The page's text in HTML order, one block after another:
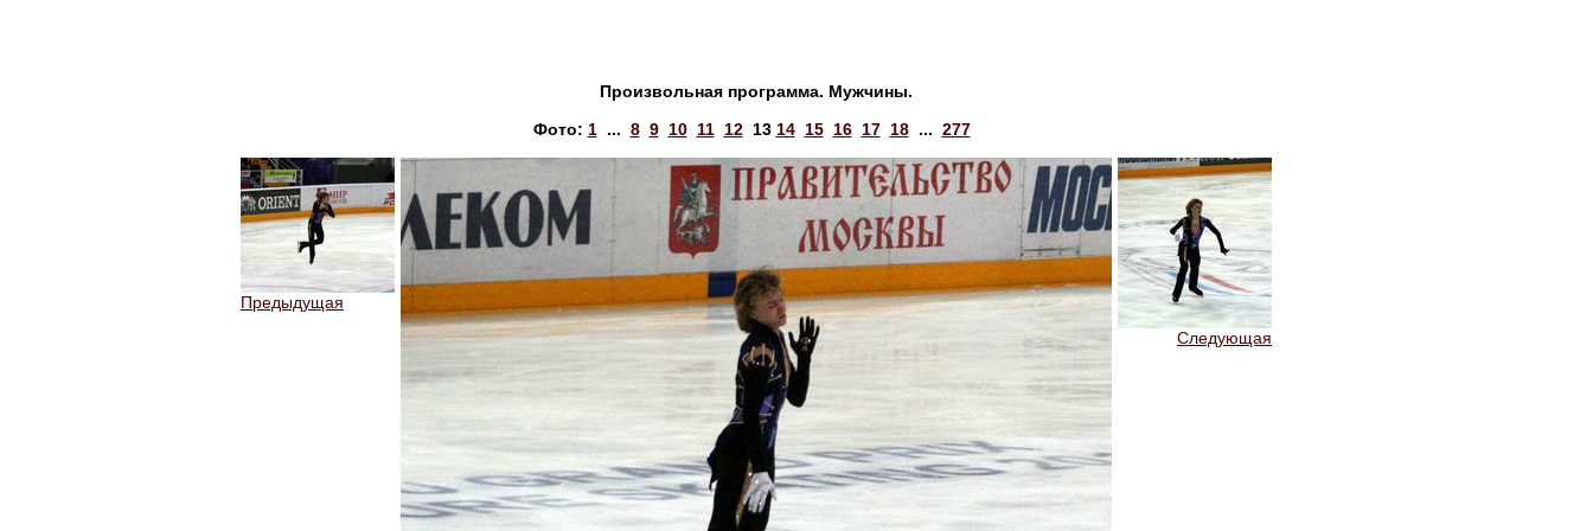
Произвольная программа. Мужчины.
Фото: 1... 8 9 10 11 12 13 14 15 16 17 18... 277
Предыдущая
Следующая